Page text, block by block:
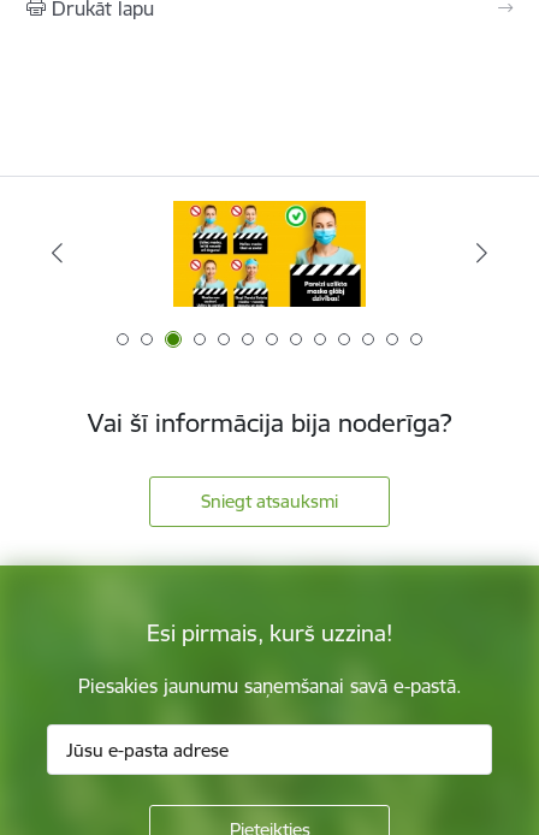
Drukāt lapu
Vai šī informācija bija noderīga?
Sniegt atsauksmi
Esi pirmais, kurš uzzina!
Piesakies jaunumu saņemšanai savā e-pastā.